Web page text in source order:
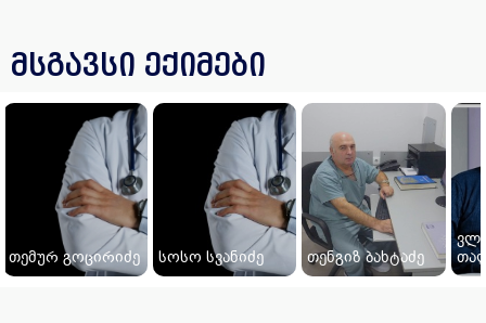
მსგავსი ექიმები
თემურ გოცირიძე სოსო სვანიძე თენგიზ ბახტაძე